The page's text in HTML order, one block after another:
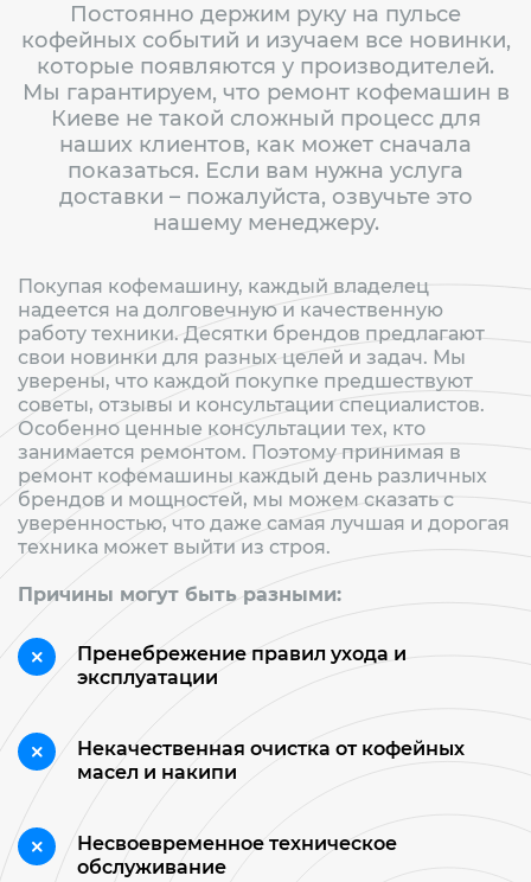
Постоянно держим руку на пульсе
кофейных событий и изучаем все новинки,
которые появляются у производителей.
Мы гарантируем, что ремонт кофемашин в
Киеве не такой сложный процесс для
наших клиентов, как может сначала
показаться. Если вам нужна услуга
доставки – пожалуйста, озвучьте это
нашему менеджеру.
Покупая кофемашину, каждый владелец
надеется на долговечную и качественную
работу техники. Десятки брендов предлагают
свои новинки для разных целей и задач. Мы
уверены, что каждой покупке предшествуют
советы, отзывы и консультации специалистов.
Особенно ценные консультации тех, кто
занимается ремонтом. Поэтому принимая в
ремонт кофемашины каждый день различных
брендов и мощностей, мы можем сказать с
уверенностью, что даже самая лучшая и дорогая
техника может выйти из строя.
Причины могут быть разными:
Пренебрежение правил ухода и
эксплуатации
Некачественная очистка от кофейных
масел и накипи
Несвоевременное техническое
обслуживание